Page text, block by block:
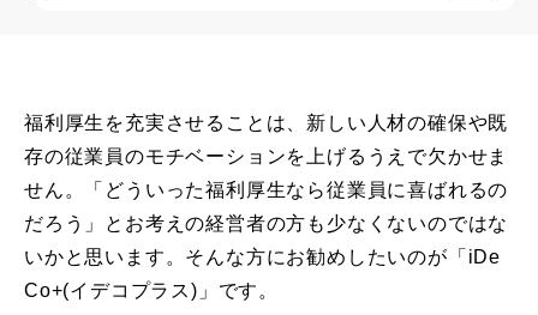
福利厚生を充実させることは、新しい人材の確保や既
存の従業員のモチベーションを上げるうえで欠かせま
せん。「どういった福利厚生なら従業員に喜ばれるの
だろう」とお考えの経営者の方も少なくないのではな
いかと思います。そんな方にお勧めしたいのが「iDe
Co+(イデコプラス)」です。